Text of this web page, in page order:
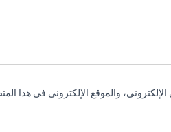
والموقع الإلكتروني في هذا